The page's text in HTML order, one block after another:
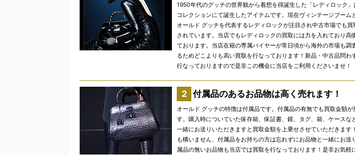
1950年代のグッチの世界観から着想を得誕生した「レディロック
コレクションにて誕生したアイテムです。現在ヴィンテージブーム
オールド グッチを代表するレディロックが注目され中古市場でも買
されています。当店でもレディロックの買取には力を入れており高
ております。当店在籍の専属バイヤーが常日頃から海外の市場も調
るためどこよりも高い買取を行なっております！新品・中古品問わ
行なっておりますので是非この機会に当店をご利用くださいませ！
付属品のあるお品物は高く売れます！
オールド グッチの特徴は付属品です。付属品の有無でも買取金額が
す。購入時についていた保存箱、保証書、鏡、タグ、箱、ケースな
一緒にお送りいただきますと買取金額を上乗せさせていただきます
も構いません、付属品をお持ちの方は忘れずにお品物と一緒にお送
属品の無いお品物も当店では買取を行なっております！是非お気軽